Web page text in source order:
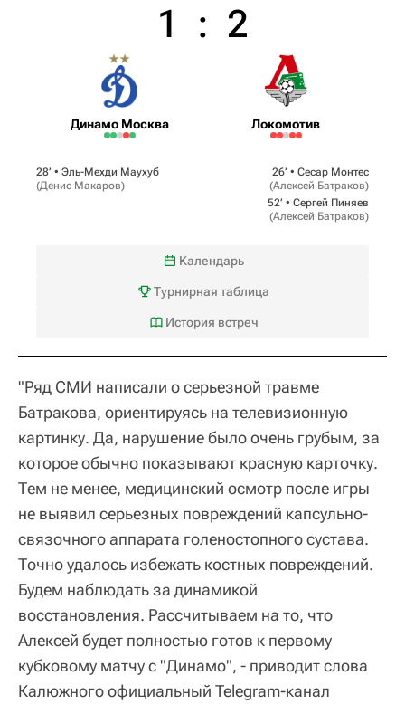
Динамо Москва
1 : 2
Локомотив
28‎’‎ • Эль-Мехди Маухуб
(Денис Макаров)
26‎’‎ • Сесар Монтес
(Алексей Батраков)
52‎’‎ • Сергей Пиняев
(Алексей Батраков)
Календарь
Турнирная таблица
История встреч
"Ряд СМИ написали о серьезной травме
Батракова, ориентируясь на телевизионную
картинку. Да, нарушение было очень грубым, за
которое обычно показывают красную карточку.
Тем не менее, медицинский осмотр после игры
не выявил серьезных повреждений капсульно-
связочного аппарата голеностопного сустава.
Точно удалось избежать костных повреждений.
Будем наблюдать за динамикой
восстановления. Рассчитываем на то, что
Алексей будет полностью готов к первому
кубковому матчу с "Динамо", - приводит слова
Калюжного официальный Telegram-канал